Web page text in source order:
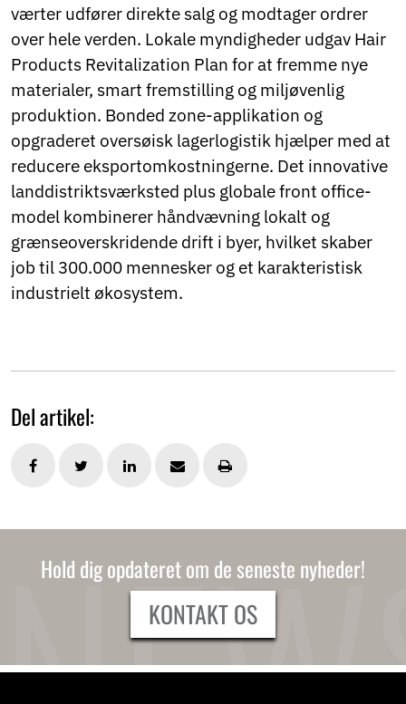
værter udfører direkte salg og modtager ordrer
over hele verden. Lokale myndigheder udgav Hair
Products Revitalization Plan for at fremme nye
materialer, smart fremstilling og miljøvenlig
produktion. Bonded zone-applikation og
opgraderet oversøisk lagerlogistik hjælper med at
reducere eksportomkostningerne. Det innovative
landdistriktsværksted plus globale front office-
model kombinerer håndvævning lokalt og
grænseoverskridende drift i byer, hvilket skaber
job til 300.000 mennesker og et karakteristisk
industrielt økosystem.
Del artikel:
Hold dig opdateret om de seneste nyheder!
KONTAKT OS